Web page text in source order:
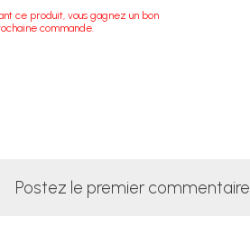
ce produit, vous gagnez un bon
commande.
Postez le premier commentaire